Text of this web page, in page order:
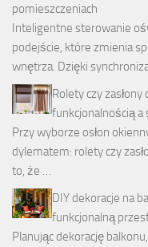
pomieszczeniach
Inteligentne sterowanie
podejście, które zmienia
wnętrza. Dzięki
Rolety czy
funkcjonalnością
Przy wyborze osłon
dylematem: rolety czy
to, że …
DIY dekoracje na
funkcjonalną
Planując dekorację